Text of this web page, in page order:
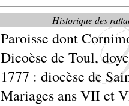
Historique des
Paroisse dont
Dicoèse de Toul,
1777 : diocèse de
Mariages ans VII et